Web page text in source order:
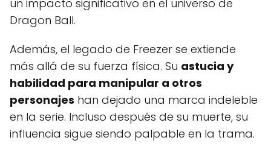
un impacto significativo en el universo de
Dragon Ball.
Además, el legado de Freezer se extiende
más allá de su fuerza física. Su astucia y
habilidad para manipular a otros
personajes han dejado una marca indeleble
en la serie. Incluso después de su muerte, su
influencia sigue siendo palpable en la trama.